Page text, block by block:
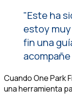
"Este ha
estoy
fin una
Cuando One Park
una herramienta